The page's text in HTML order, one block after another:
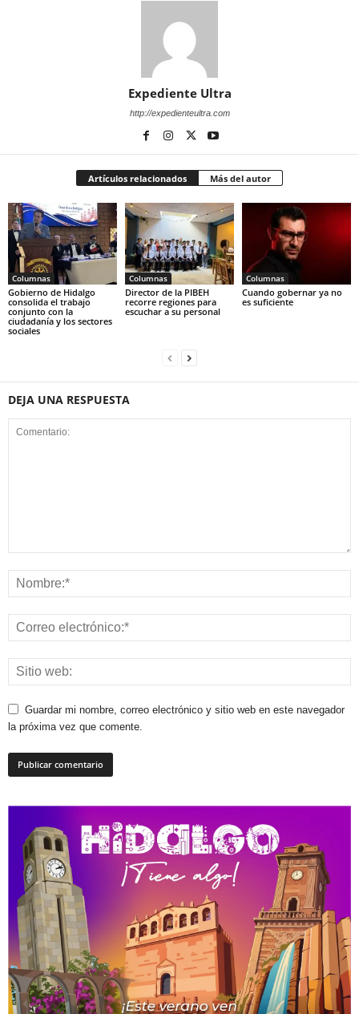
Expediente Ultra
http://expedienteultra.com
Artículos relacionados Más del autor
Columnas
Gobierno de Hidalgo
consolida el trabajo
conjunto con la
ciudadanía y los sectores
sociales
Columnas
Director de la PIBEH
recorre regiones para
escuchar a su personal
Columnas
Cuando gobernar ya no
es suficiente
DEJA UNA RESPUESTA
Guardar mi nombre, correo electrónico y sitio web en este navegador
la próxima vez que comente.